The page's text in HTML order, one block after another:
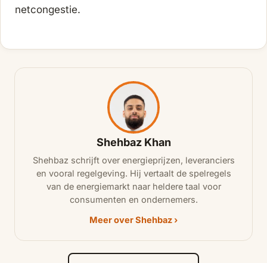
netcongestie.
Shehbaz Khan
Shehbaz schrijft over energieprijzen, leveranciers
en vooral regelgeving. Hij vertaalt de spelregels
van de energiemarkt naar heldere taal voor
consumenten en ondernemers.
Meer over Shehbaz ›